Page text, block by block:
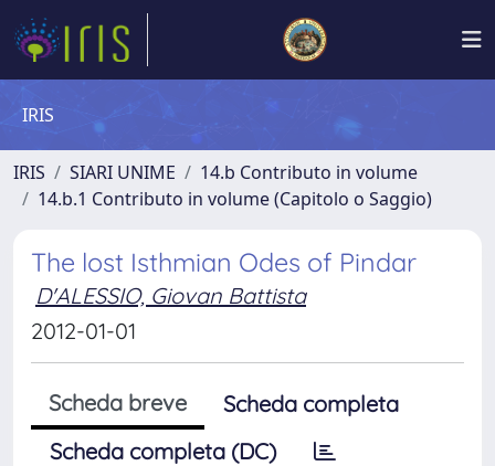
IRIS
IRIS SIARI UNIME
14.b Contributo in volume
14.b.1 Contributo in volume (Capitolo o Saggio)
The lost Isthmian Odes of Pindar
D'ALESSIO, Giovan Battista
2012-01-01
Scheda breve
Scheda completa
Scheda completa (DC)